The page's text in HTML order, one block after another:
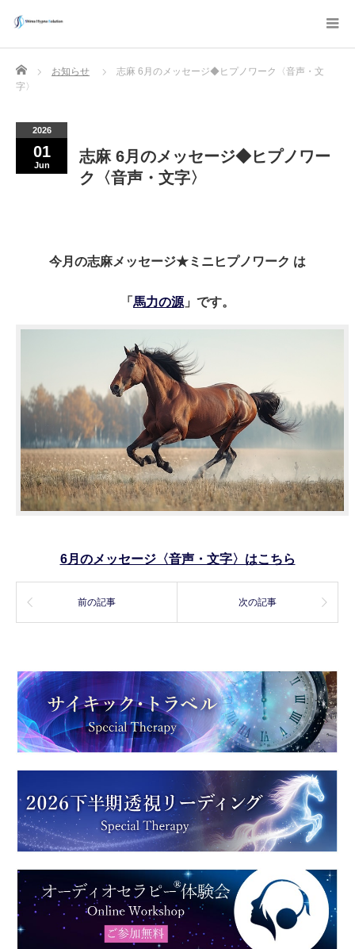
Home お知らせ
志麻 6月のメッセージ◆ヒプノワーク〈音声・文
字〉
2026
01
Jun
志麻 6月のメッセージ◆ヒプノワー
ク〈音声・文字〉
今月の志麻メッセージ★ミニヒプノワーク は
「 馬力の源 」です。
6月のメッセージ〈音声・文字〉はこちら
前の記事 次の記事